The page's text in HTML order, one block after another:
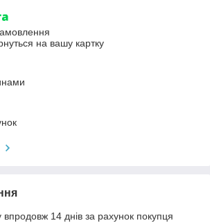
на вашу картку
14 днів за рахунок покупця